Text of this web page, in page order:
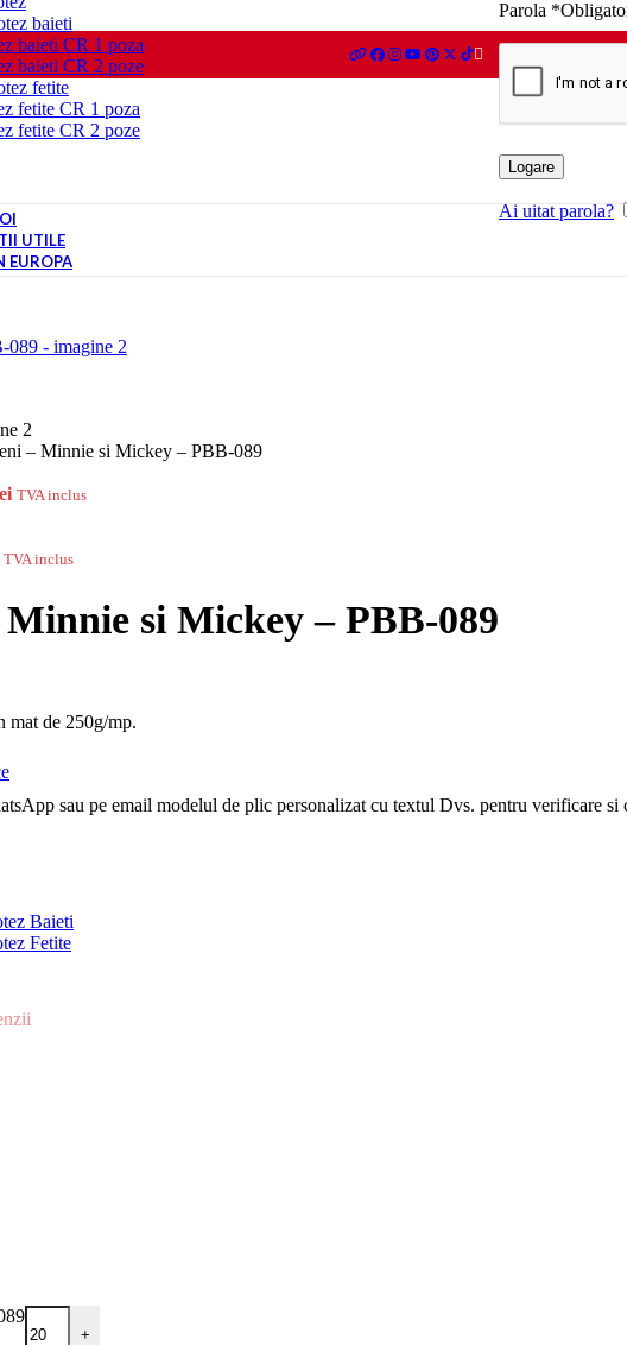
Parola *
Logare
Ai uitat parola?
baieti
baieti CR 1 poza
baieti CR 2 poze
fetite
fetite CR 1 poza
fetite CR 2 poze
Baieti
Fetite
UTILE
EUROPA
– Minnie si Mickey – PBB-089
TVA inclus
TVA inclus
si Mickey – PBB-089
mat de 250g/mp.
sau pe email modelul de plic personalizat cu textul Dvs. pentru verificare si
+